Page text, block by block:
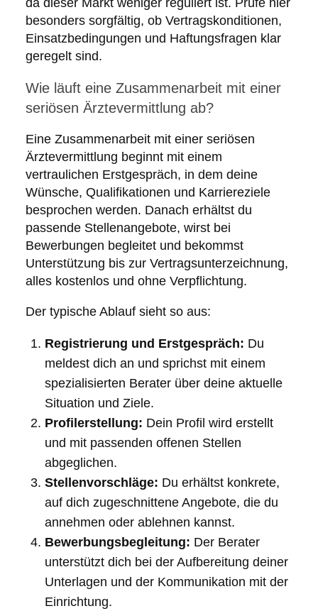
da dieser Markt weniger reguliert ist. Prüfe hier
besonders sorgfältig, ob Vertragskonditionen,
Einsatzbedingungen und Haftungsfragen klar
geregelt sind.
Wie läuft eine Zusammenarbeit mit einer
seriösen Ärztevermittlung ab?
Eine Zusammenarbeit mit einer seriösen
Ärztevermittlung beginnt mit einem
vertraulichen Erstgespräch, in dem deine
Wünsche, Qualifikationen und Karriereziele
besprochen werden. Danach erhältst du
passende Stellenangebote, wirst bei
Bewerbungen begleitet und bekommst
Unterstützung bis zur Vertragsunterzeichnung,
alles kostenlos und ohne Verpflichtung.
Der typische Ablauf sieht so aus:
Registrierung und Erstgespräch: Du
meldest dich an und sprichst mit einem
spezialisierten Berater über deine aktuelle
Situation und Ziele.
Profilerstellung: Dein Profil wird erstellt
und mit passenden offenen Stellen
abgeglichen.
Stellenvorschläge: Du erhältst konkrete,
auf dich zugeschnittene Angebote, die du
annehmen oder ablehnen kannst.
Bewerbungsbegleitung: Der Berater
unterstützt dich bei der Aufbereitung deiner
Unterlagen und der Kommunikation mit der
Einrichtung.